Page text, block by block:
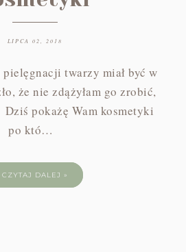
LIPCA 02, 2018
twarzy miał być w
że nie zdążyłam go zrobić,
pokażę Wam kosmetyki
po któ…
CZYTAJ DALEJ »